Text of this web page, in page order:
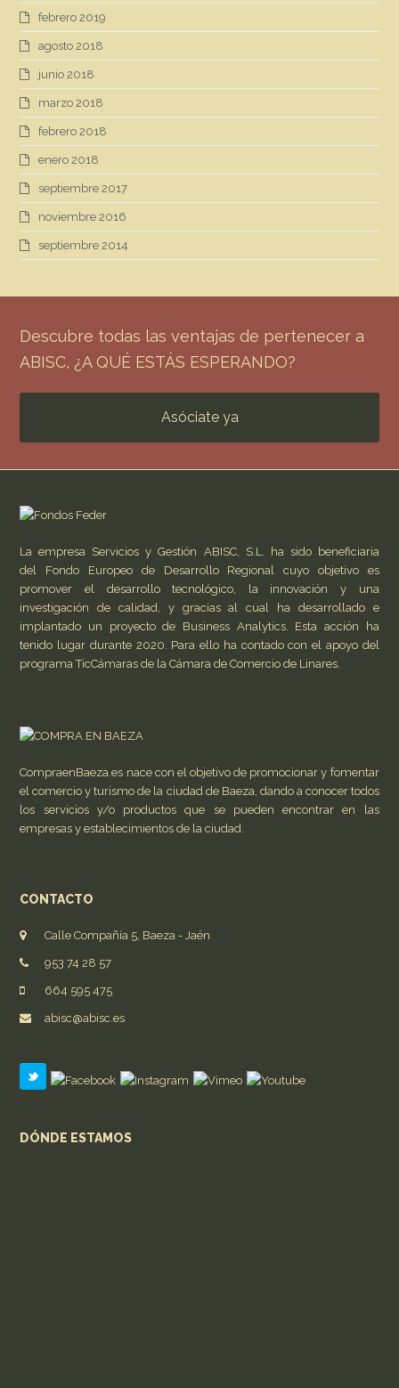
febrero 2019
agosto 2018
junio 2018
marzo 2018
febrero 2018
enero 2018
septiembre 2017
noviembre 2016
septiembre 2014
Descubre todas las ventajas de pertenecer a
ABISC, ¿A QUÉ ESTÁS ESPERANDO?
Asóciate ya
La empresa Servicios y Gestión ABISC, S.L. ha sido beneficiaria
del Fondo Europeo de Desarrollo Regional cuyo objetivo es
promover el desarrollo tecnológico, la innovación y una
investigación de calidad, y gracias al cual ha desarrollado e
implantado un proyecto de Business Analytics. Esta acción ha
tenido lugar durante 2020. Para ello ha contado con el apoyo del
programa TicCámaras de la Cámara de Comercio de Linares.
CompraenBaeza.es nace con el objetivo de promocionar y fomentar
el comercio y turismo de la ciudad de Baeza, dando a conocer todos
los servicios y/o productos que se pueden encontrar en las
empresas y establecimientos de la ciudad.
CONTACTO
Calle Compañía 5, Baeza - Jaén
953 74 28 57
664 595 475
abisc@abisc.es
DÓNDE ESTAMOS